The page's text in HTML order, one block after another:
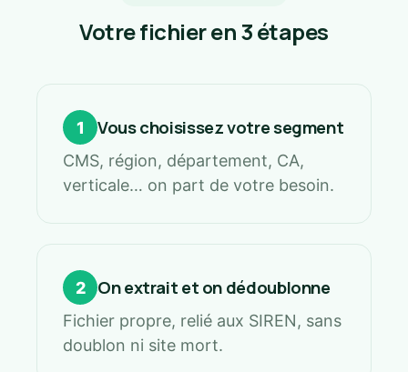
Votre fichier en 3 étapes
1 Vous choisissez votre segment
CMS, région, département, CA,
verticale… on part de votre besoin.
2 On extrait et on dédoublonne
Fichier propre, relié aux SIREN, sans
doublon ni site mort.